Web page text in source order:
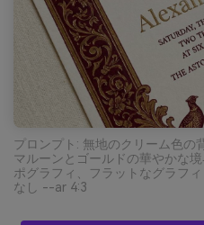
プロンプト: 無地のクリーム色の
マルーンとゴールドの華やかな
ポグラフィ、フラットなグラフ
なし --ar 4:3